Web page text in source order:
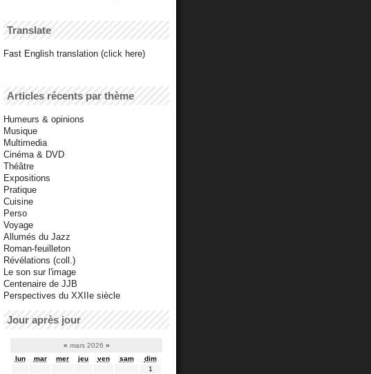
Translate
Fast English translation (click here)
Articles récents par thème
Humeurs & opinions
Musique
Multimedia
Cinéma & DVD
Théâtre
Expositions
Pratique
Cuisine
Perso
Voyage
Allumés du Jazz
Roman-feuilleton
Révélations (coll.)
Le son sur l'image
Centenaire de JJB
Perspectives du XXIIe siècle
Jour après jour
« mars 2026 »
lun
mar mer jeu ven sam
dim
1